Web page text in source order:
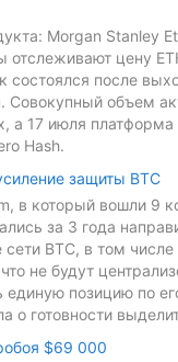
Morgan Stanley
цену
состоялся после
объем
а 17 июля платформа
Hash.
защиты BTC
в который вошли 9
за 3 года
BTC, в том
не будут
позицию по
о готовности
$69 000